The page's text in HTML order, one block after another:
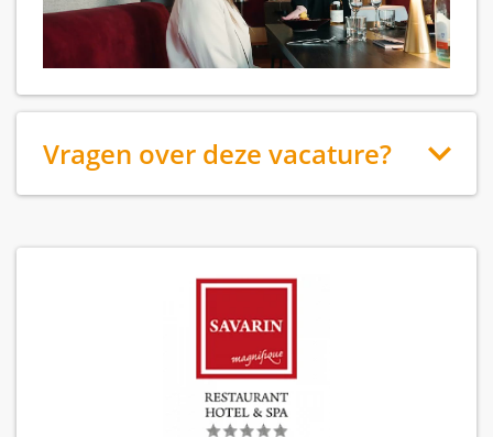
Vragen over deze vacature?